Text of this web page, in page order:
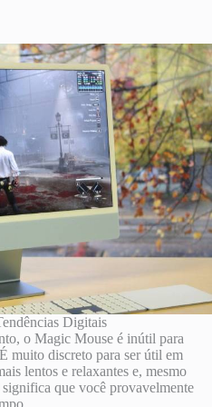
Digitais
o Magic Mouse é inútil para
muito discreto para ser útil em
lentos e relaxantes e, mesmo
que você provavelmente